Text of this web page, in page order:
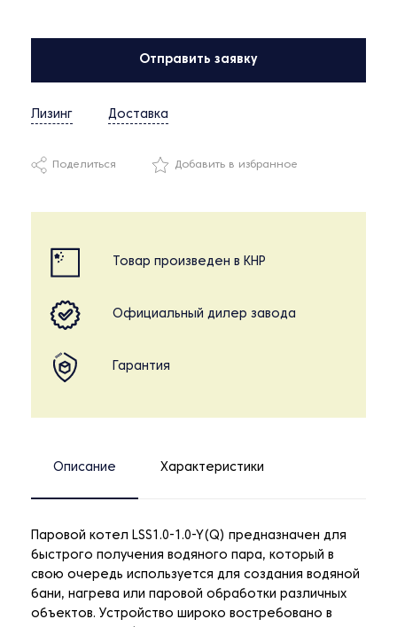
Отправить заявку
Лизинг Доставка
Поделиться Добавить в избранное
Товар произведен в КНР
Официальный дилер завода
Гарантия
Описание Характеристики
Паровой котел LSS1.0-1.0-Y(Q) предназначен для
быстрого получения водяного пара, который в
свою очередь используется для создания водяной
бани, нагрева или паровой обработки различных
объектов. Устройство широко востребовано в